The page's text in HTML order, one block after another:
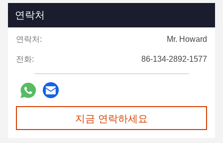
연락처
연락처: Mr. Howard
전화: 86-134-2892-1577
지금 연락하세요